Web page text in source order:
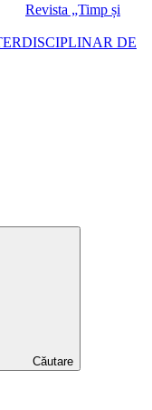
Revista „Timp și
DE
Căutare